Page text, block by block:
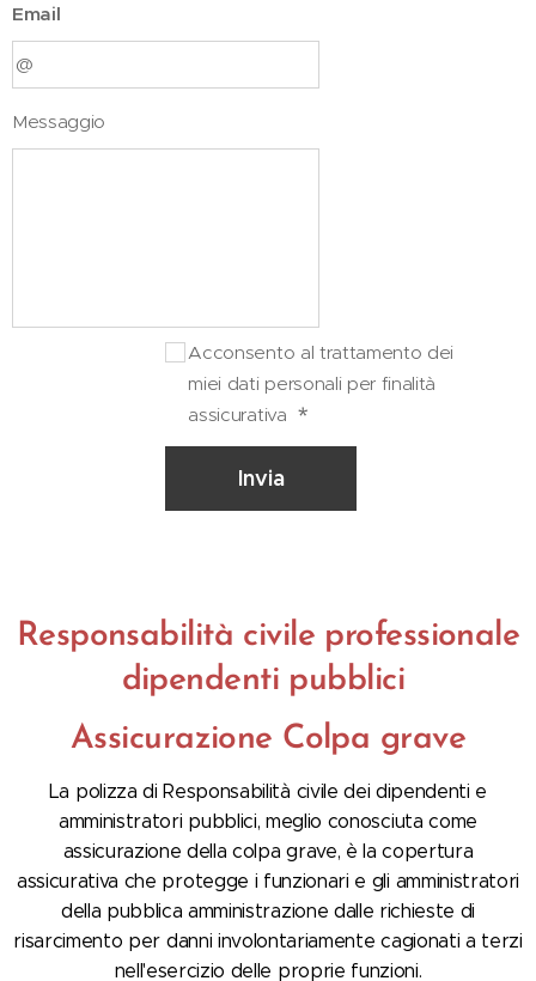
Email
Messaggio
Acconsento al trattamento dei
miei dati personali per finalità
assicurativa
Invia
Responsabilità civile professionale
dipendenti pubblici
Assicurazione Colpa grave
La polizza di Responsabilità civile dei dipendenti e
amministratori pubblici, meglio conosciuta come
assicurazione della colpa grave, è la copertura
assicurativa che protegge i funzionari e gli amministratori
della pubblica amministrazione dalle richieste di
risarcimento per danni involontariamente cagionati a terzi
nell'esercizio delle proprie funzioni.